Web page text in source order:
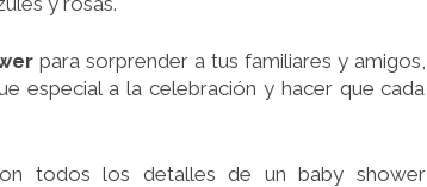
para sorprender a tus familiares y amigos,
especial a la celebración y hacer que cada
todos los detalles de un baby shower